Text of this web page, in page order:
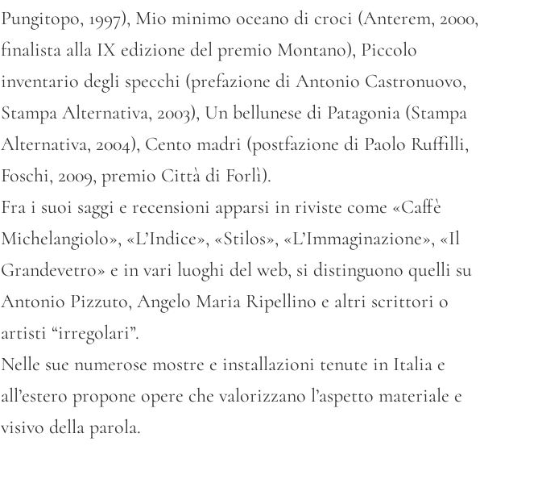
Pungitopo, 1997), Mio minimo oceano di croci (Anterem, 2000,
finalista alla IX edizione del premio Montano), Piccolo
inventario degli specchi (prefazione di Antonio Castronuovo,
Stampa Alternativa, 2003), Un bellunese di Patagonia (Stampa
Alternativa, 2004), Cento madri (postfazione di Paolo Ruffilli,
Foschi, 2009, premio Città di Forlì).
Fra i suoi saggi e recensioni apparsi in riviste come «Caffè
Michelangiolo», «L’Indice», «Stilos», «L’Immaginazione», «Il
Grandevetro» e in vari luoghi del web, si distinguono quelli su
Antonio Pizzuto, Angelo Maria Ripellino e altri scrittori o
artisti “irregolari”.
Nelle sue numerose mostre e installazioni tenute in Italia e
all’estero propone opere che valorizzano l’aspetto materiale e
visivo della parola.